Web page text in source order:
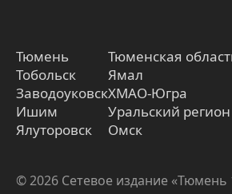
Тюмень
Тобольск
Заводоуковск
Ишим
Ялуторовск
Тюменская
Ямал
ХМАО-Югра
Уральский регион
Омск
© 2026 Сетевое издание «Тюмень